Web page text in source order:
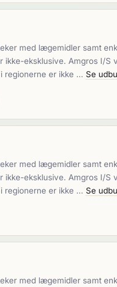
med lægemidler samt
ikke-eksklusive. Amgros I/
regionerne er ikke … Se
med lægemidler samt
ikke-eksklusive. Amgros I/
regionerne er ikke … Se
med lægemidler samt